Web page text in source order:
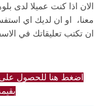
الان اذا كنت عميلا لدى
ان تكتب تعليقاتك في
اضغط هنا للحصول
بقيمة